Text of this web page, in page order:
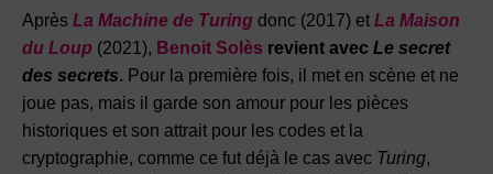
Après La Machine de Turing donc (2017) et La Maison
du Loup (2021), Benoit Solès revient avec Le secret
des secrets. Pour la première fois, il met en scène et ne
joue pas, mais il garde son amour pour les pièces
historiques et son attrait pour les codes et la
cryptographie, comme ce fut déjà le cas avec Turing,